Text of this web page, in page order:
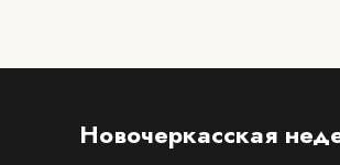
Новочеркасская